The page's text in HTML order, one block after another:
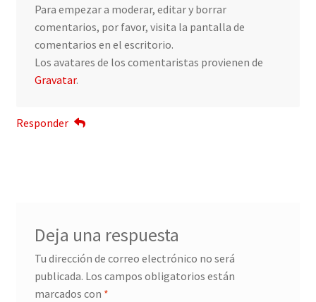
Para empezar a moderar, editar y borrar
comentarios, por favor, visita la pantalla de
comentarios en el escritorio.
Los avatares de los comentaristas provienen de
Gravatar.
Responder
Deja una respuesta
Tu dirección de correo electrónico no será
publicada. Los campos obligatorios están
marcados con *